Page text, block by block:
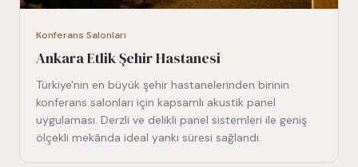
Konferans Salonları
Ankara Etlik Şehir Hastanesi
Türkiye'nin en büyük şehir hastanelerinden birinin
konferans salonları için kapsamlı akustik panel
uygulaması. Derzli ve delikli panel sistemleri ile geniş
ölçekli mekânda ideal yankı süresi sağlandı.